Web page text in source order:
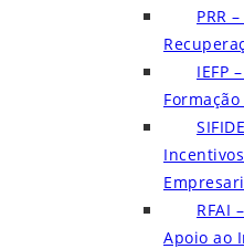
PRR
IEFP
RFAI
Apoio ao